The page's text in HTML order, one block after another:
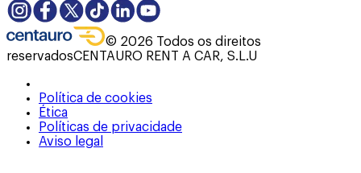
© 2026 Todos os direitos
reservadosCENTAURO RENT A CAR, S.L.U
Política de cookies
Ética
Políticas de privacidade
Aviso legal